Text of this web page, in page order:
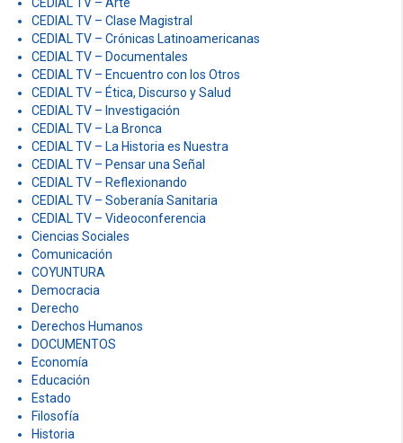
CEDIAL TV – Arte
CEDIAL TV – Clase Magistral
CEDIAL TV – Crónicas Latinoamericanas
CEDIAL TV – Documentales
CEDIAL TV – Encuentro con los Otros
CEDIAL TV – Ética, Discurso y Salud
CEDIAL TV – Investigación
CEDIAL TV – La Bronca
CEDIAL TV – La Historia es Nuestra
CEDIAL TV – Pensar una Señal
CEDIAL TV – Reflexionando
CEDIAL TV – Soberanía Sanitaria
CEDIAL TV – Videoconferencia
Ciencias Sociales
Comunicación
COYUNTURA
Democracia
Derecho
Derechos Humanos
DOCUMENTOS
Economía
Educación
Estado
Filosofía
Historia